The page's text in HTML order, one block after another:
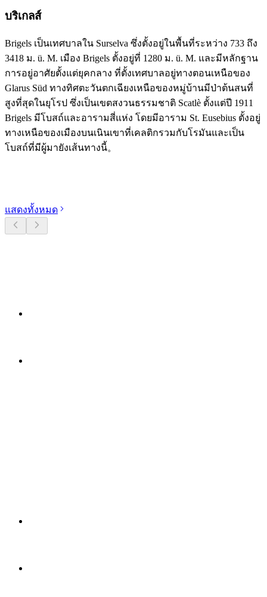
บริเกลส์
Brigels เป็นเทศบาลใน Surselva ซึ่งตั้งอยู่ในพื้นที่ระหว่าง 733 ถึง
3418 ม. ü. M. เมือง Brigels ตั้งอยู่ที่ 1280 ม. ü. M. และมีหลักฐาน
การอยู่อาศัยตั้งแต่ยุคกลาง ที่ตั้งเทศบาลอยู่ทางตอนเหนือของ
Glarus Süd ทางทิศตะวันตกเฉียงเหนือของหมู่บ้านมีป่าต้นสนที่
สูงที่สุดในยุโรป ซึ่งเป็นเขตสงวนธรรมชาติ Scatlè ตั้งแต่ปี 1911
Brigels มีโบสถ์และอารามสี่แห่ง โดยมีอาราม St. Eusebius ตั้งอยู่
ทางเหนือของเมืองบนเนินเขาที่เคลติกรวมกับโรมันและเป็น
โบสถ์ที่มีผู้มายังเส้นทางนี้。
แสดงทั้งหมด